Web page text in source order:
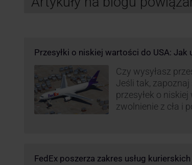
Przesyłki o niskiej wartości do USA: Jak
Czy wysyłasz
Jeśli tak,
przesyłek o
zwolnienie z cła i
FedEx poszerza zakres usług